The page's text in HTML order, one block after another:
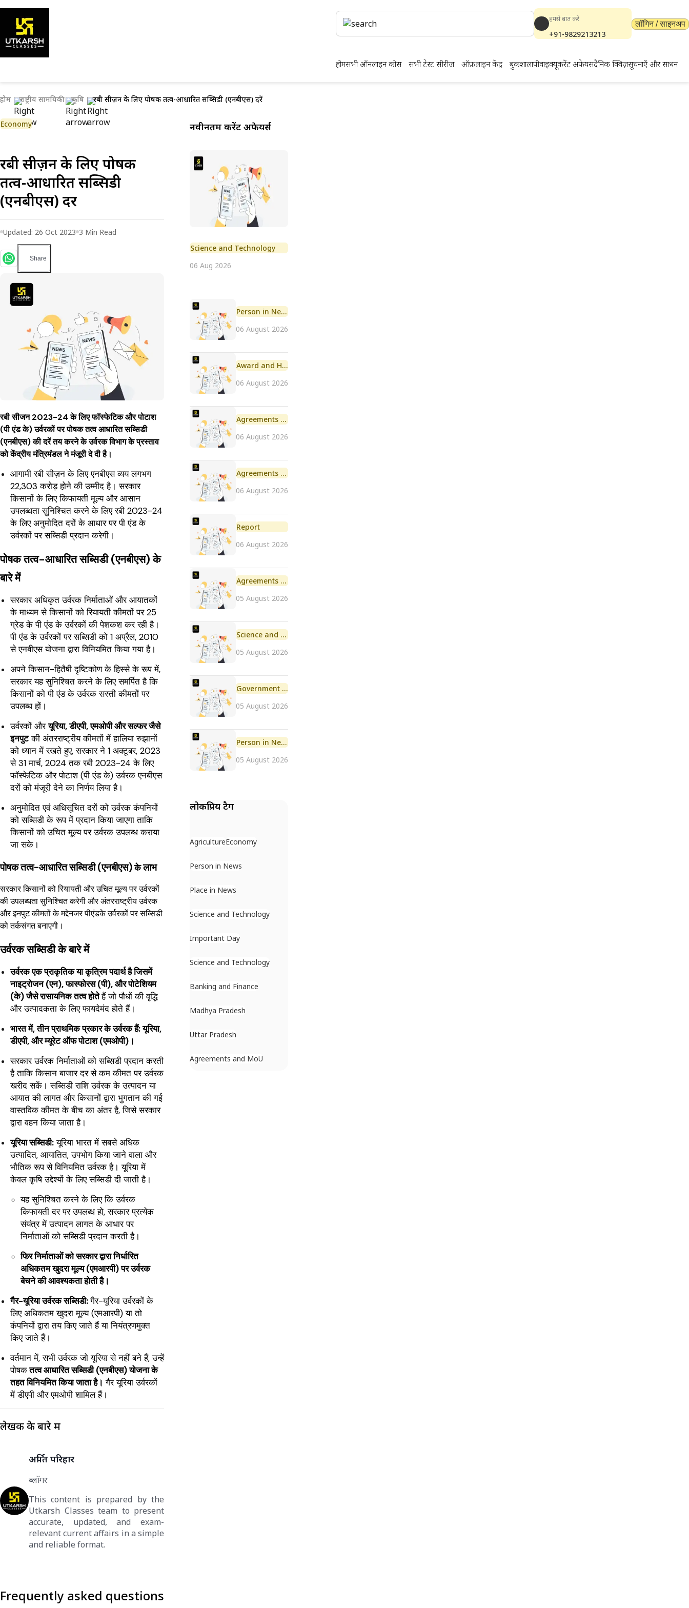
हमसे बात करें
+91-9829213213
लॉगिन / साइनअप
होमसभी ऑनलाइन कोर्स सभी टेस्ट सीरीज ऑफ़लाइन केंद्र बुकशालापीवाईक्यूकरेंट अफेयर्सदैनिक क्विज़सूचनाएँ और साधन
होम राष्ट्रीय सामयिकी कृषि रबी सीज़न के लिए पोषक तत्व-आधारित सब्सिडी (एनबीएस) दरें
Economy
रबी सीज़न के लिए पोषक
तत्व-आधारित सब्सिडी
(एनबीएस) दरें
Updated: 26 Oct 2023 3 Min Read
Share
रबी सीजन 2023-24 के लिए फॉस्फेटिक और पोटाश
(पी एंड के) उर्वरकों पर पोषक तत्व आधारित सब्सिडी
(एनबीएस) की दरें तय करने के उर्वरक विभाग के प्रस्ताव
को केंद्रीय मंत्रिमंडल ने मंजूरी दे दी है।
आगामी रबी सीज़न के लिए एनबीएस व्यय लगभग
22,303 करोड़ होने की उम्मीद है। सरकार
किसानों के लिए किफायती मूल्य और आसान
उपलब्धता सुनिश्चित करने के लिए रबी 2023-24
के लिए अनुमोदित दरों के आधार पर पी एंड के
उर्वरकों पर सब्सिडी प्रदान करेगी।
पोषक तत्व-आधारित सब्सिडी (एनबीएस) के
बारे में
सरकार अधिकृत उर्वरक निर्माताओं और आयातकों
के माध्यम से किसानों को रियायती कीमतों पर 25
ग्रेड के पी एंड के उर्वरकों की पेशकश कर रही है।
पी एंड के उर्वरकों पर सब्सिडी को 1 अप्रैल, 2010
से एनबीएस योजना द्वारा विनियमित किया गया है।
अपने किसान-हितैषी दृष्टिकोण के हिस्से के रूप में,
सरकार यह सुनिश्चित करने के लिए समर्पित है कि
किसानों को पी एंड के उर्वरक सस्ती कीमतों पर
उपलब्ध हों।
उर्वरकों औरयूरिया, डीएपी, एमओपी और सल्फर जैसे
इनपुटकी अंतरराष्ट्रीय कीमतों में हालिया रुझानों
को ध्यान में रखते हुए, सरकार ने 1 अक्टूबर, 2023
से 31 मार्च, 2024 तक रबी 2023-24 के लिए
फॉस्फेटिक और पोटाश (पी एंड के) उर्वरक एनबीएस
दरों को मंजूरी देने का निर्णय लिया है।
अनुमोदित एवं अधिसूचित दरों को उर्वरक कंपनियों
को सब्सिडी के रूप में प्रदान किया जाएगा ताकि
किसानों को उचित मूल्य पर उर्वरक उपलब्ध कराया
जा सके।
पोषक तत्व-आधारित सब्सिडी (एनबीएस)केलाभ
सरकार किसानों को रियायती और उचित मूल्य पर उर्वरकों
की उपलब्धता सुनिश्चित करेगी और अंतरराष्ट्रीय उर्वरक
और इनपुट कीमतों के मद्देनजर पीएंडके उर्वरकों पर सब्सिडी
को तर्कसंगत बनाएगी।
उर्वरक सब्सिडी के बारे में
उर्वरक एक प्राकृतिक या कृत्रिम पदार्थ है जिसमें
नाइट्रोजन (एन), फास्फोरस (पी), और पोटेशियम
(के) जैसे रासायनिक तत्व होतेहैं जो पौधों की वृद्धि
और उत्पादकता के लिए फायदेमंद होते हैं।
भारत में, तीन प्राथमिक प्रकार के उर्वरक हैं: यूरिया,
डीएपी, और म्यूरेट ऑफ पोटाश (एमओपी)।
सरकार उर्वरक निर्माताओं को सब्सिडी प्रदान करती
है ताकि किसान बाजार दर से कम कीमत पर उर्वरक
खरीद सकें। सब्सिडी राशि उर्वरक के उत्पादन या
आयात की लागत और किसानों द्वारा भुगतान की गई
वास्तविक कीमत के बीच का अंतर है, जिसे सरकार
द्वारा वहन किया जाता है।
यूरिया सब्सिडी:यूरिया भारत में सबसे अधिक
उत्पादित, आयातित, उपभोग किया जाने वाला और
भौतिक रूप से विनियमित उर्वरक है। यूरिया में
केवलकृषि उद्देश्यों के लिए सब्सिडी दी जाती है।
यह सुनिश्चित करने के लिए कि उर्वरक
किफायती दर पर उपलब्ध हो, सरकार प्रत्येक
संयंत्र में उत्पादन लागत के आधार पर
निर्माताओं को सब्सिडी प्रदान करती है।
फिर निर्माताओं को सरकार द्वारा निर्धारित
अधिकतम खुदरा मूल्य (एमआरपी) पर उर्वरक
बेचने की आवश्यकता होती है।
गैर-यूरिया उर्वरक सब्सिडी:गैर-यूरिया उर्वरकों के
लिए अधिकतम खुदरा मूल्य (एमआरपी) या तो
कंपनियों द्वारा तय किए जाते हैं या नियंत्रणमुक्त
किए जाते हैं।
वर्तमान में, सभी उर्वरक जो यूरिया से नहीं बने हैं, उन्हें
पोषकतत्व आधारित सब्सिडी (एनबीएस) योजना के
तहत विनियमित किया जाता है। गैर यूरिया उर्वरकों
में डीएपी और एमओपी शामिल हैं।
लेखक के बारे में
अर्पित परिहार
ब्लॉगर
This content is prepared by the
Utkarsh Classes team to present
accurate, updated, and exam-
relevant current affairs in a simple
and reliable format.
नवीनतम करेंट अफेयर्स
Science and Technology
06 Aug 2026
Person in News
06 August 2026
Award and Honour
06 August 2026
Agreements and MoU
06 August 2026
Agreements and MoU
06 August 2026
Report
06 August 2026
Agreements and MoU
05 August 2026
Science and Technology
05 August 2026
Government Initiative
05 August 2026
Person in News
05 August 2026
लोकप्रिय टैग
AgricultureEconomy
Person in News
Place in News
Science and Technology
Important Day
Science and Technology
Banking and Finance
Madhya Pradesh
Uttar Pradesh
Agreements and MoU
Frequently asked questions